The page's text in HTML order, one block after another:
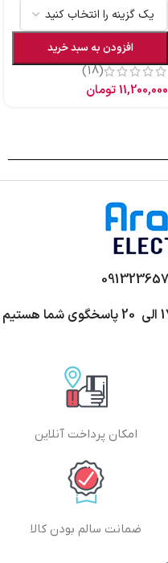
افزودن به سبد خرید
(18)
11,200,000تومان
امکان پرداخت آنلاین
ضمانت سالم بودن کالا